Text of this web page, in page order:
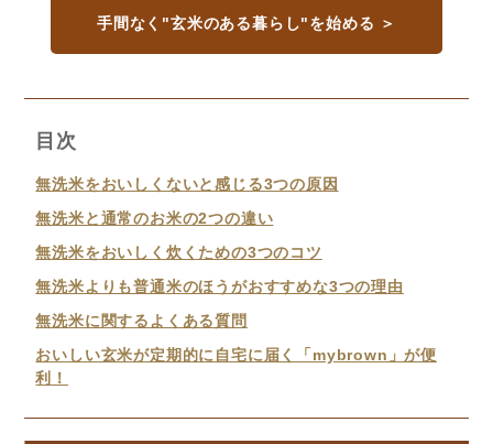
手間なく"玄米のある暮らし"を始める ＞
目次
無洗米をおいしくないと感じる3つの原因
無洗米と通常のお米の2つの違い
無洗米をおいしく炊くための3つのコツ
無洗米よりも普通米のほうがおすすめな3つの理由
無洗米に関するよくある質問
おいしい玄米が定期的に自宅に届く「mybrown」が便
利！